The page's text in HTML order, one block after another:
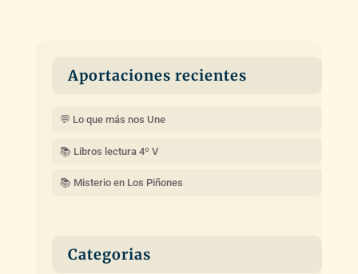
Aportaciones recientes
💬 Lo que más nos Une
📚 Libros lectura 4º V
📚 Misterio en Los Piñones
Categorias